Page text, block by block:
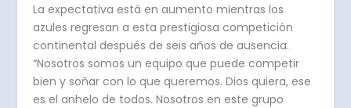
La expectativa está en aumento mientras los
azules regresan a esta prestigiosa competición
continental después de seis años de ausencia.
“Nosotros somos un equipo que puede competir
bien y soñar con lo que queremos. Dios quiera, ese
es el anhelo de todos. Nosotros en este grupo